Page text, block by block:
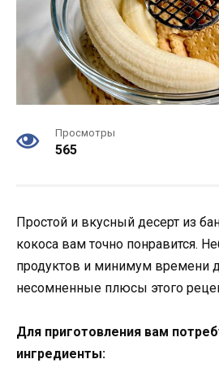
Просмотры
565
Простой и вкусный десерт из
кокоса вам точно понравится.
продуктов и минимум времени
несомненные плюсы этого
Для приготовления вам
ингредиенты: